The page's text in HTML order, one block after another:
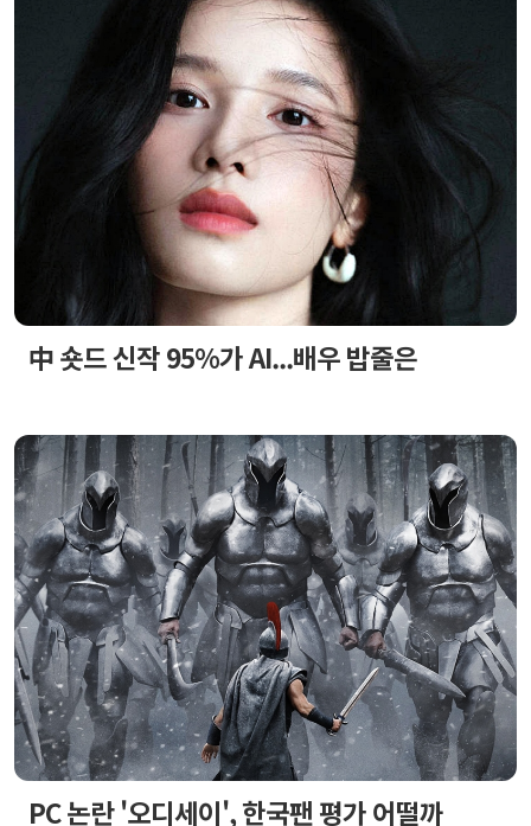
中 숏드 신작 95%가 AI...배우 밥줄은
PC 논란 '오디세이', 한국팬 평가 어떨까